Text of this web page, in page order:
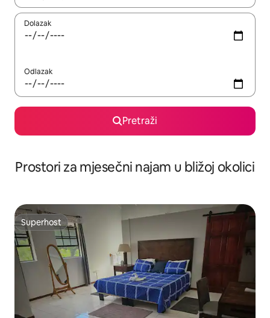
Dolazak
Odlazak
Pretraži
Prostori za mjesečni najam u bližoj okolici
Superhost
Superhost